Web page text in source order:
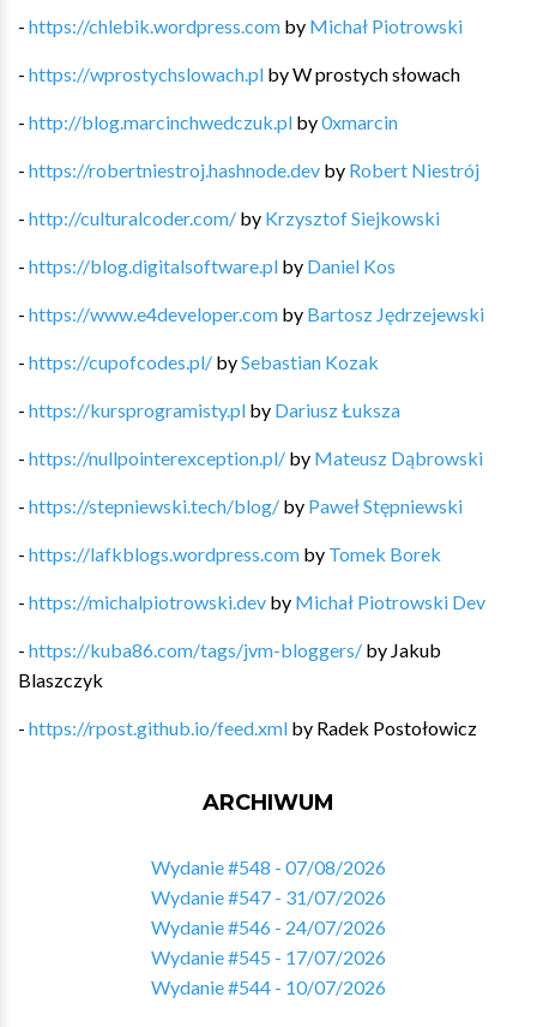
- https://chlebik.wordpress.com by Michał Piotrowski
- https://wprostychslowach.pl byW prostych słowach
- http://blog.marcinchwedczuk.pl by0xmarcin
- https://robertniestroj.hashnode.dev by Robert Niestrój
- http://culturalcoder.com/ by Krzysztof Siejkowski
- https://blog.digitalsoftware.pl by Daniel Kos
- https://www.e4developer.com by Bartosz Jędrzejewski
- https://cupofcodes.pl/ bySebastian Kozak
- https://kursprogramisty.pl by Dariusz Łuksza
- https://nullpointerexception.pl/ by Mateusz Dąbrowski
- https://stepniewski.tech/blog/ by Paweł Stępniewski
- https://lafkblogs.wordpress.com by Tomek Borek
- https://michalpiotrowski.dev by Michał Piotrowski Dev
- https://kuba86.com/tags/jvm-bloggers/ by Jakub
Blaszczyk
- https://rpost.github.io/feed.xml by Radek Postołowicz
ARCHIWUM
Wydanie #548 - 07/08/2026
Wydanie #547 - 31/07/2026
Wydanie #546 - 24/07/2026
Wydanie #545 - 17/07/2026
Wydanie #544 - 10/07/2026